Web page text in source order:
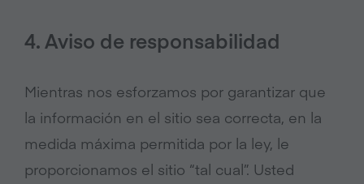
4. Aviso de responsabilidad
Mientras nos esforzamos por garantizar que
la información en el sitio sea correcta, en la
medida máxima permitida por la ley, le
proporcionamos el sitio “tal cual”. Usted